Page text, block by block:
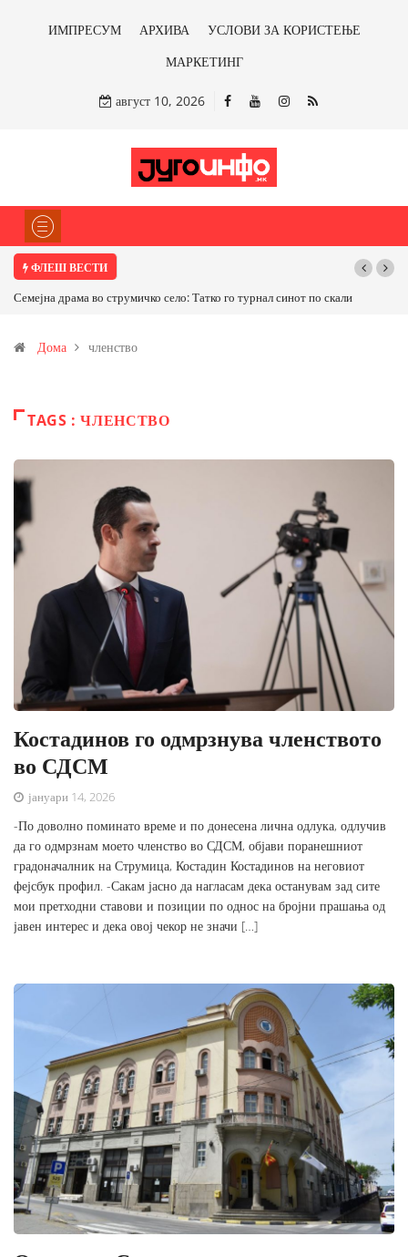
ИМПРЕСУМ АРХИВА
УСЛОВИ ЗА КОРИСТЕЊЕ
МАРКЕТИНГ
август 10, 2026
ФЛЕШ ВЕСТИ
по скалиТРАМП НАРЕДИ ВОЈСКАТА ДА КОРИСТИ МЕТАЛИ САМО ОД
бакарот од Иловица и со антимонот?
Дома членство
TAGS : ЧЛЕНСТВО
Костадинов го одмрзнува членството
во СДСМ
јануари 14, 2026
-По доволно поминато време и по донесена лична одлука, одлучив
да го одмрзнам моето членство во СДСМ, објави поранешниот
градоначалник на Струмица, Костадин Костадинов на неговиот
фејсбук профил. -Сакам јасно да нагласам дека останувам зад сите
мои претходни ставови и позиции по однос на бројни прашања од
јавен интерес и дека овој чекор не значи […]